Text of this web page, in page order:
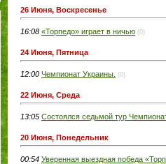
26 Июня, Воскресенье
16:08 «Торпедо» играет в ничью (0)
24 Июня, Пятница
12:00 Чемпионат Украины. (0)
22 Июня, Среда
13:05 Состоялся седьмой тур
20 Июня, Понедельник
00:54 Уверенная выездная победа